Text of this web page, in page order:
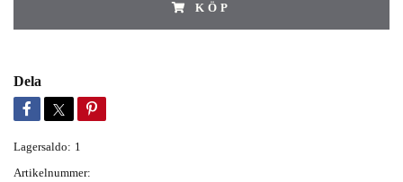
KÖP
Dela
Lagersaldo: 1
Artikelnummer: